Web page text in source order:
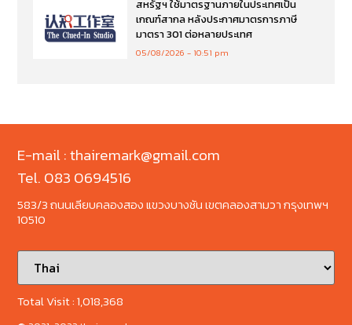
สหรัฐฯ ใช้มาตรฐานภายในประเทศเป็น
เกณฑ์สากล หลังประกาศมาตรการภาษี
มาตรา 301 ต่อหลายประเทศ
05/08/2026 10:51 pm
E-mail : thairemark@gmail.com
Tel. 083 0694516
583/3 ถนนเลียบคลองสอง แขวงบางชัน เขตคลองสามวา กรุงเทพฯ
10510
Total Visit :1,018,368